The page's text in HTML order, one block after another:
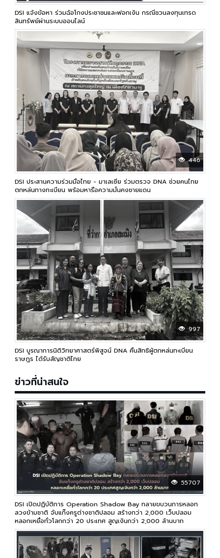
DSI แจ้งข้อหา ร่วมฉ้อโกงประชาชนและฟอกเงิน กรณีชวนลงทุนเทรด
สินทรัพย์ผ่านระบบออนไลน์
446
DSI ประสานความร่วมมือไทย - มาเลเซีย ร่วมตรวจ DNA ช่วยคนไทย
ตกหล่นทางทะเบียน พร้อมหารือความมั่นคงชายแดน
997
DSI บูรณาการนิติวิทยาศาสตร์พิสูจน์ DNA คืนสิทธิผู้ตกหล่นทะเบียน
ราษฎร ได้รับสัญชาติไทย
ข่าวที่น่าสนใจ
55707
DSI เปิดปฏิบัติการ Operation Shadow Bay ทลายขบวนการหลอก
ลวงข้ามชาติ จับแก๊งครูต่างชาติปลอม สร้างกว่า 2,000 เว็บปลอม
หลอกเหยื่อทั่วโลกกว่า 20 ประเทศ สูญเงินกว่า 2,000 ล้านบาท